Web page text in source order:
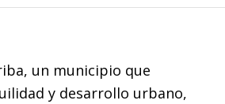
un municipio que
y desarrollo urbano,